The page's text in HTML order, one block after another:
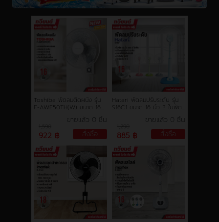
Toshiba พัดลมติดผนัง รุ่น
F-AWE50TH(W) ขนาด 16
ระดับ รับประกันตัวเครื่องและ
มอเตอร์พัดลม 5 ปี
1,590
922 ฿
ขายแล้ว 0 ชิ้น
สั่งซื้อ
Hatari พัดลมปรับระดับ รุ่น
S16C1 ขนาด 16 นิ้ว 3 ใบพัด
ไฟอัตโนมัติ รับประกัน 3 ปี
1,290
885 ฿
ขายแล้ว 0 ชิ้น
สั่งซื้อ